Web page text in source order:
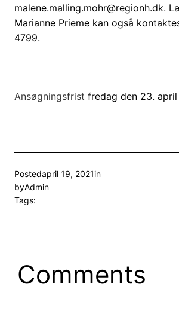
malene.malling.mohr@regionh.dk.
Marianne Prieme kan også
4799.
Ansøgningsfrist fredag den 23. april
Postedapril 19, 2021in
byAdmin
Tags:
Comments